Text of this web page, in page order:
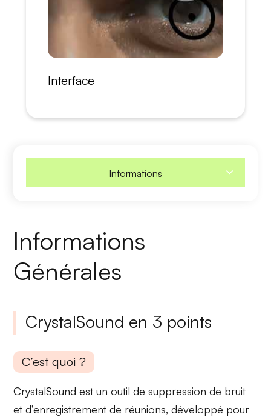
Interface
Informations
Informations
Générales
CrystalSound en 3 points
C’est quoi ?
CrystalSound est un outil de suppression de bruit
et d’enregistrement de réunions, développé pour